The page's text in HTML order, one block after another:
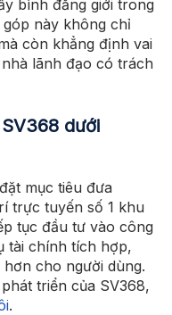
bình đẳng giới trong
này không chỉ
còn khẳng định vai
lãnh đạo có trách
dưới
mục tiêu đưa
trực tuyến số 1 khu
tục đầu tư vào công
tài chính tích hợp,
cho người dùng.
triển của SV368,
.